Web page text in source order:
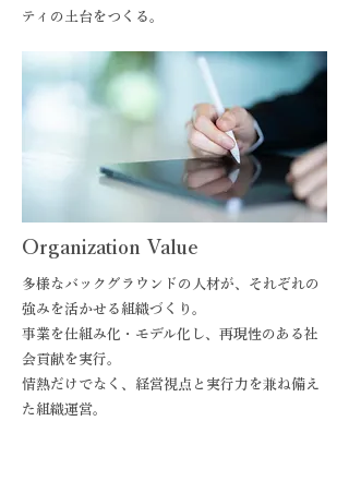
ティの土台をつくる。
Organization Value
多様なバックグラウンドの人材が、それぞれの
強みを活かせる組織づくり。
事業を仕組み化・モデル化し、再現性のある社
会貢献を実行。
情熱だけでなく、経営視点と実行力を兼ね備え
た組織運営。